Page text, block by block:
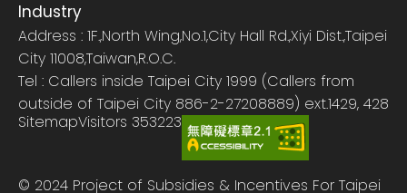
Industry
Address : 1F.,North Wing,No.1,City Hall Rd.,Xiyi Dist.,Taipei
City 11008,Taiwan,R.O.C.
Tel : Callers inside Taipei City 1999 (Callers from
outside of Taipei City 886-2-27208889) ext.1429, 428
SitemapVisitors 353223
© 2024 Project of Subsidies & Incentives For Taipei